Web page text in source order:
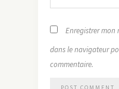
Enregistrer mon
dans le navigateur
commentaire.